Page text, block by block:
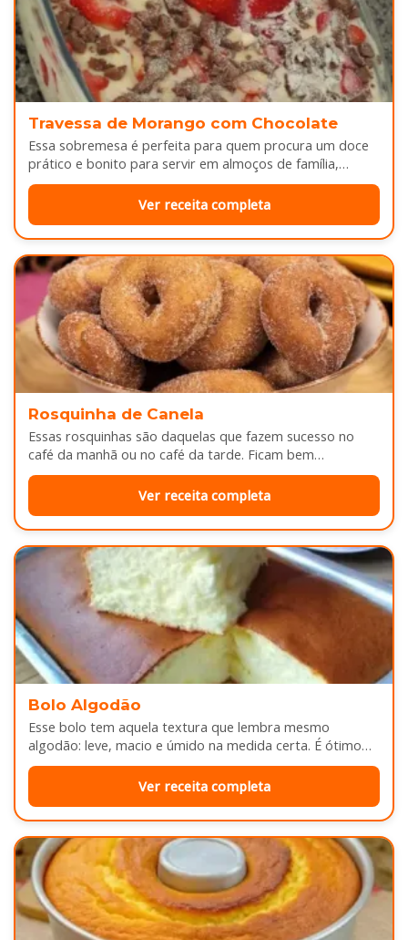
Travessa de Morango com Chocolate
Essa sobremesa é perfeita para quem procura um doce
prático e bonito para servir em almoços de família,
aniversários ou…
Ver receita completa
Rosquinha de Canela
Essas rosquinhas são daquelas que fazem sucesso no
café da manhã ou no café da tarde. Ficam bem
douradinhas por…
Ver receita completa
Bolo Algodão
Esse bolo tem aquela textura que lembra mesmo
algodão: leve, macio e úmido na medida certa. É ótimo
pra servir…
Ver receita completa